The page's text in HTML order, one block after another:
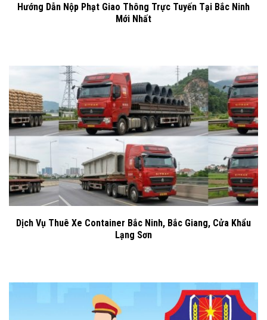
Hướng Dẫn Nộp Phạt Giao Thông Trực Tuyến Tại Bắc Ninh
Mới Nhất
Dịch Vụ Thuê Xe Container Bắc Ninh, Bắc Giang, Cửa Khẩu
Lạng Sơn